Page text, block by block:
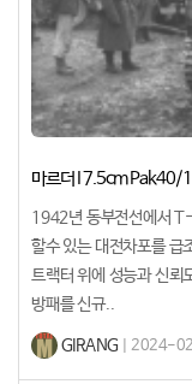
마르더 I 7.5cm Pak40/
1942년 동부전선에서
할수 있는 대전차포를 급
트랙터 위에 성능과 신
방패를 신규..
GIRANG | 2024-